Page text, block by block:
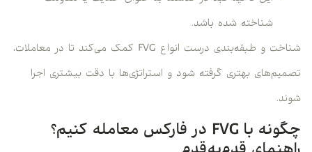
شناخته شده باشد.
شناخت و طبقه‌بندی درست انواع FVG کمک می‌کند تا در معاملات،
تصمیم‌های بهتری گرفته شود و استراتژی‌ها با دقت بیشتری اجرا
شوند.
چگونه با FVG در فارکس معامله کنیم؟